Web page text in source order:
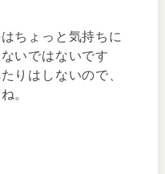
ちょっと気持ちに
いではないです
りはしないので、
。